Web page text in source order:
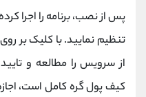
پس از نصب، برنامه را اجرا
از سرویس را مطالعه و
کیف پول گره کامل است،